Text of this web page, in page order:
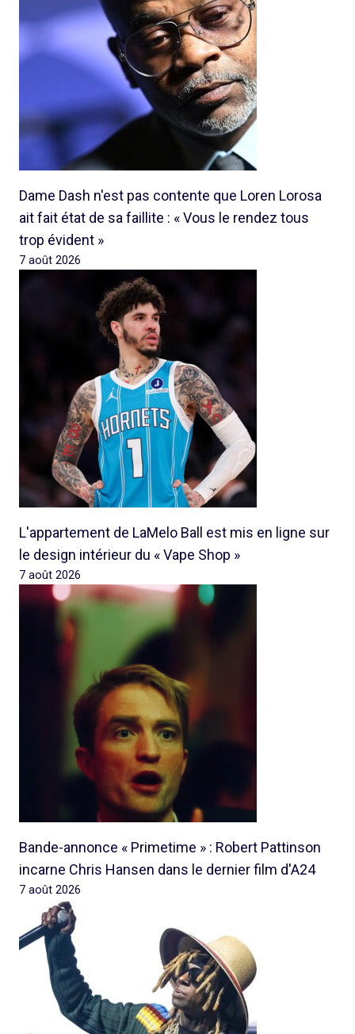
Dame Dash n'est pas contente que Loren Lorosa
ait fait état de sa faillite : « Vous le rendez tous
trop évident »
7 août 2026
L'appartement de LaMelo Ball est mis en ligne sur
le design intérieur du « Vape Shop »
7 août 2026
Bande-annonce « Primetime » : Robert Pattinson
incarne Chris Hansen dans le dernier film d'A24
7 août 2026